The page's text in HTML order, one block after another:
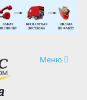
Навигация
Меню
×